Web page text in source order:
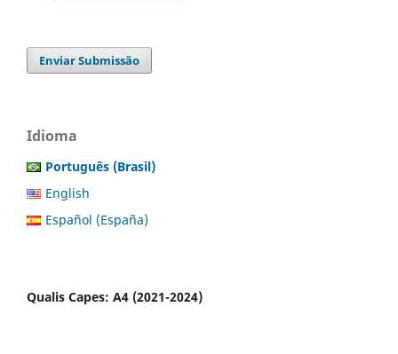
Enviar Submissão
Idioma
Português (Brasil)
English
Español (España)
Qualis Capes: A4 (2021-2024)